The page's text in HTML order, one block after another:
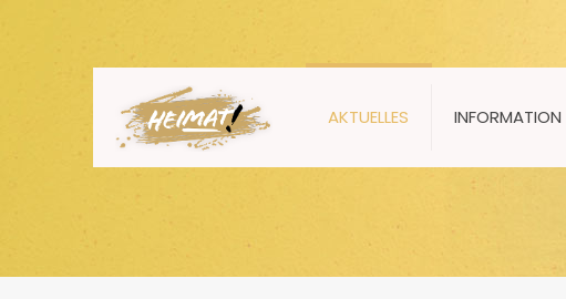
AKTUELLES INFORMATION